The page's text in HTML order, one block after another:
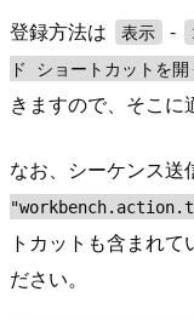
登録方法は 表示 -
ド ショートカットを
きますので、そこに
なお、シーケンス送
トカットも含まれ
ださい。